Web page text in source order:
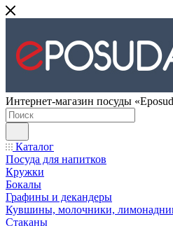
Интернет-магазин посуды
Каталог
Посуда для напитков
Кружки
Бокалы
Графины и декандеры
Кувшины, молочники,
Стаканы